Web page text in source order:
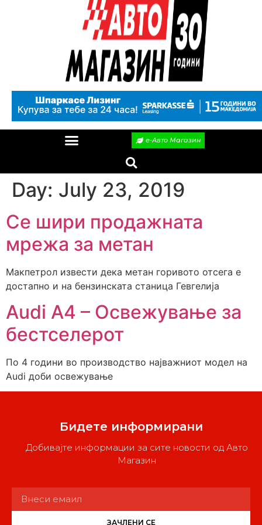
е-Авто Магазин
Day: July 23, 2019
Се шири продажната
мрежа за метан
Макпетрол извести дека метан горивото отсега е
достапно и на бензинската станица Гевгелија
Audi A4 – Освежување за
бестселерот
По 4 години во производство најважниот модел на
Audi доби освежување
Бидете информирани
Добивајте информации за сите новости од Авто
Магазин
ЗАЧЛЕНИ СЕ